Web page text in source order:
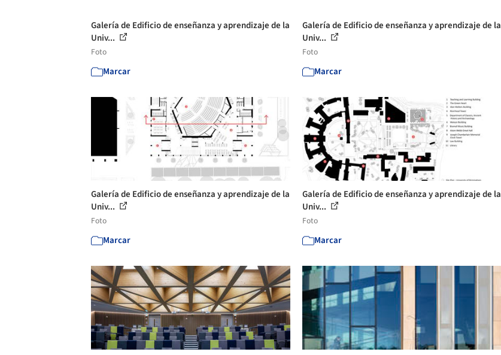
Galería de Edificio de enseñanza y aprendizaje de la
Univ...
Foto
Marcar
Galería de Edificio de enseñanza y aprendizaje de la
Univ...
Foto
Marcar
Galería de Edificio de enseñanza y aprendizaje de la
Univ...
Foto
Marcar
Galería de Edificio de enseñanza y aprendizaje de la
Univ...
Foto
Marcar